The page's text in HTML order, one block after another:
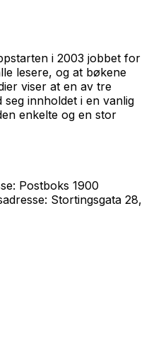
i 2003 jobbet for
lesere, og at bøkene
viser at en av tre
innholdet i en vanlig
enkelte og en stor
Postboks 1900
Stortingsgata 28,